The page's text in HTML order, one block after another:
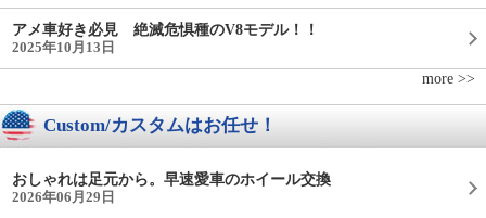
アメ車好き必見 絶滅危惧種のV8モデル！！
2025年10月13日
more >>
Custom/カスタムはお任せ！
おしゃれは足元から。早速愛車のホイール交換
2026年06月29日